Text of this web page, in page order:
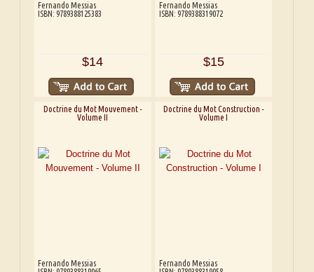
Fernando Messias
ISBN: 9789388125383
$14
Fernando Messias
ISBN: 9789388319072
$15
Doctrine du Mot Mouvement -
Volume II
Fernando Messias
Doctrine du Mot Construction -
Volume I
Fernando Messias